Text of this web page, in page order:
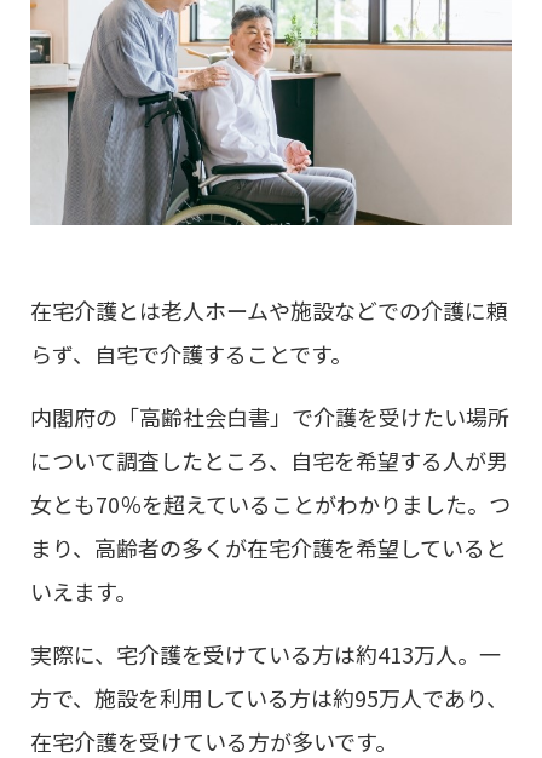
在宅介護とは老人ホームや施設などでの介護に頼
らず、自宅で介護することです。
内閣府の「高齢社会白書」で介護を受けたい場所
について調査したところ、自宅を希望する人が男
女とも70％を超えていることがわかりました。つ
まり、高齢者の多くが在宅介護を希望していると
いえます。
実際に、宅介護を受けている方は約413万人。一
方で、施設を利用している方は約95万人であり、
在宅介護を受けている方が多いです。